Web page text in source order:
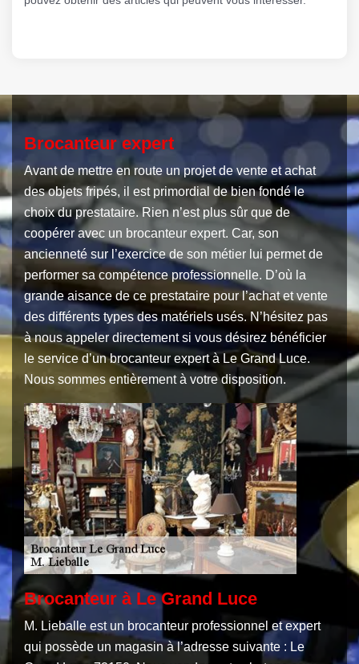
Brocanteur expert
Avant de mettre en route un projet de vente et achat
des objets fripés, il est primordial de bien fondé le
choix du prestataire. Rien n’est plus sûr que de
coopérer avec un brocanteur expert. Car, son
ancienneté sur l’exercice de son métier lui permet de
performer sa compétence professionnelle. D’où la
grande aisance de ce prestataire pour l’achat et vente
des différents types des matériels usés. N’hésitez pas
à nous appeler directement si vous désirez bénéficier
le service d’un brocanteur expert à Le Grand Luce.
Nous sommes entièrement à votre disposition.
Brocanteur à Le Grand Luce
M. Lieballe est un brocanteur professionnel et expert
qui possède un magasin à l’adresse suivante : Le